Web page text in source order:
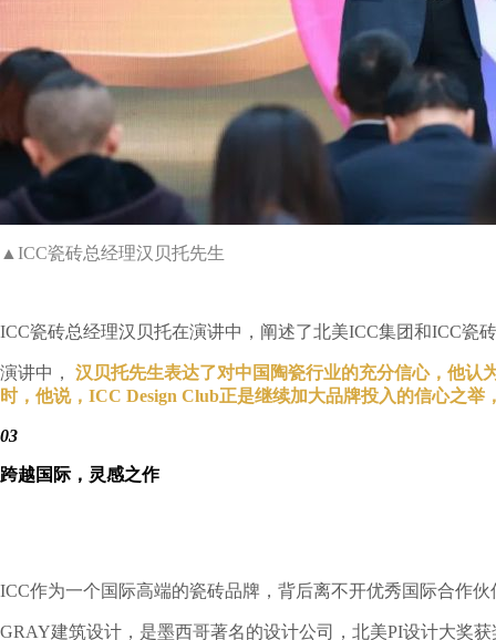
▲ICC瓷砖总经理汉贝托先生
ICC瓷砖总经理汉贝托在演讲中，阐述了北美ICC集团和ICC瓷
演讲中，
汉贝托先生表达了对中国陶瓷行业的充分信心，他认
时，他说，ICC Design Club正是继续加大品牌投入的信心之
03
跨越国际，灵感之作
ICC作为一个国际高端的瓷砖品牌，背后离不开优秀国际合作伙
GRAY建筑设计，是墨西哥著名的设计公司，北美PI设计大奖